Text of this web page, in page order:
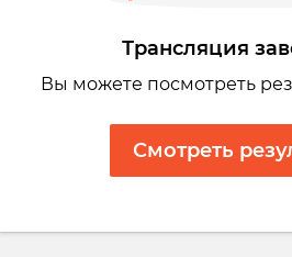
Трансляция
Вы можете посмотреть
Смотреть